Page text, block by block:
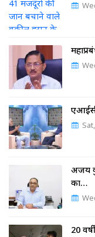
अजय
का…
20